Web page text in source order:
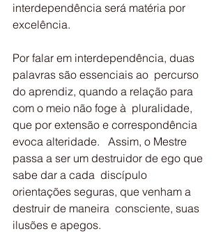
interdependência será matéria por
excelência.
Por falar em interdependência, duas
palavras são essenciais ao  percurso
do aprendiz, quando a relação para
com o meio não foge à  pluralidade,
que por extensão e correspondência
evoca alteridade.   Assim, o Mestre
passa a ser um destruidor de ego que
sabe dar a cada  discípulo
orientações seguras, que venham a
destruir de maneira  consciente, suas
ilusões e apegos.